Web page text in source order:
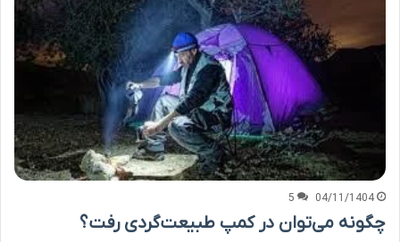
04/11/1404
5
چگونه می‌توان در کمپ طبیعت‌گردی رفت؟